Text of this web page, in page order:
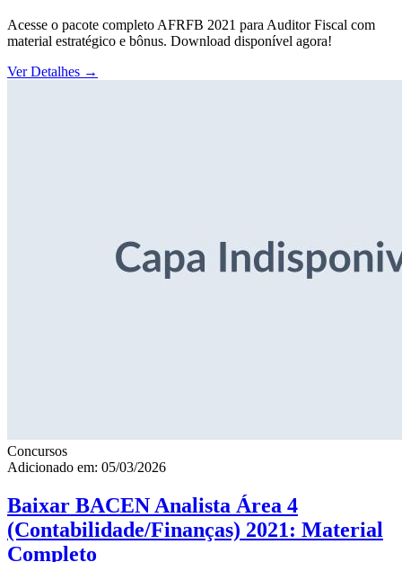
Acesse o pacote completo AFRFB 2021 para Auditor Fiscal com
material estratégico e bônus. Download disponível agora!
Ver Detalhes →
Concursos
Adicionado em: 05/03/2026
Baixar BACEN Analista Área 4
(Contabilidade/Finanças) 2021: Material
Completo